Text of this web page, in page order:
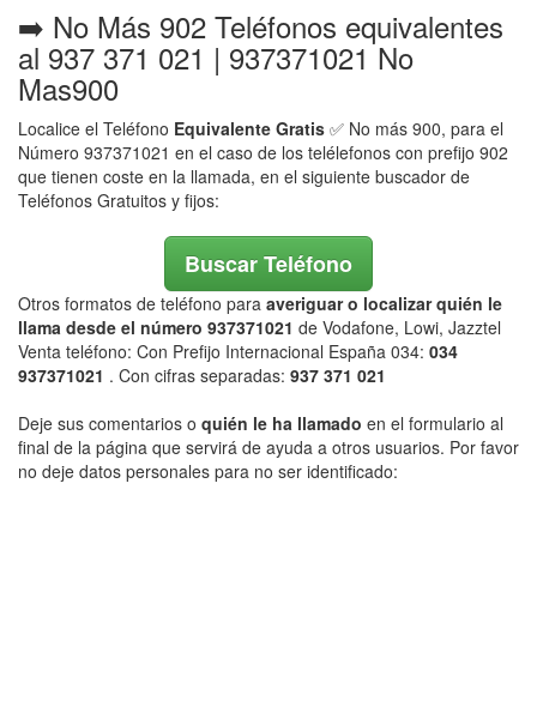
➡️ No Más 902 Teléfonos equivalentes
al 937 371 021 | 937371021 No
Mas900
Localice el Teléfono Equivalente Gratis ✅ No más 900, para el
Número 937371021 en el caso de los telélefonos con prefijo 902
que tienen coste en la llamada, en el siguiente buscador de
Teléfonos Gratuitos y fijos:
Buscar Teléfono
Otros formatos de teléfono para averiguar o localizar quién le
llama desde el número 937371021 de Vodafone, Lowi, Jazztel
Venta teléfono: Con Prefijo Internacional España 034: 034
937371021 . Con cifras separadas: 937 371 021
Deje sus comentarios o quién le ha llamado en el formulario al
final de la página que servirá de ayuda a otros usuarios. Por favor
no deje datos personales para no ser identificado: